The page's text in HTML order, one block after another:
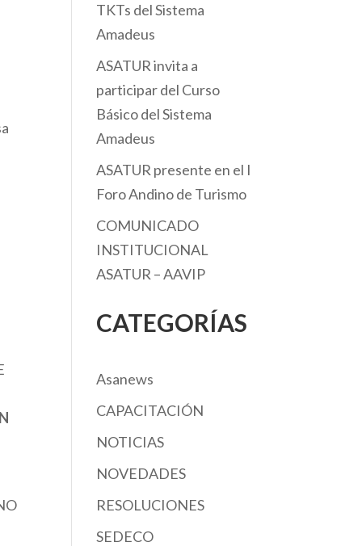
TKTs del Sistema
Amadeus
ASATUR invita a
participar del Curso
Básico del Sistema
Amadeus
ASATUR presente en el I
Foro Andino de Turismo
COMUNICADO
INSTITUCIONAL
ASATUR – AAVIP
CATEGORÍAS
Asanews
CAPACITACIÓN
NOTICIAS
NOVEDADES
RESOLUCIONES
SEDECO